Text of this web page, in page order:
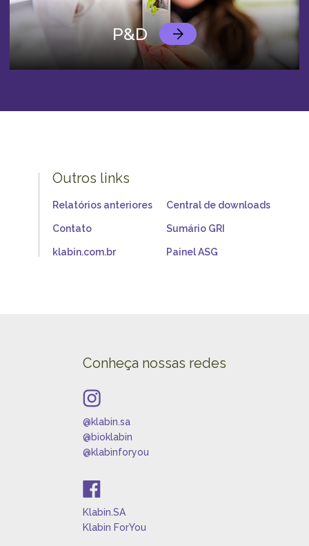
P&D
Outros links
Relatórios anteriores
Contato
klabin.com.br
Central de downloads
Sumário GRI
Painel ASG
Conheça nossas redes
@klabin.sa
@bioklabin
@klabinforyou
Klabin.SA
Klabin ForYou